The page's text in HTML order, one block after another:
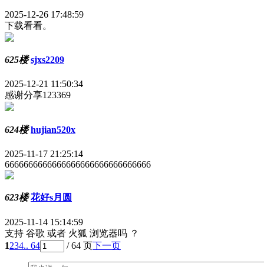
2025-12-26 17:48:59
下载看看。
625楼 sjxs2209
2025-12-21 11:50:34
感谢分享123369
624楼 hujian520x
2025-11-17 21:25:14
6666666666666666666666666666666
623楼 花好s月圆
2025-11-14 15:14:59
支持 谷歌 或者 火狐 浏览器吗 ？
1234.. 64 / 64 页下一页